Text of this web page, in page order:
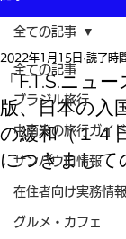
全ての記事
ブラジル旅行
中南米の旅行ガイド
サンパウロ情報
在住者向け実務情報
グルメ・カフェ
全ての記事
「F.T.S.ニュ
版、日本の入
の緩和（１４
につきまして
2022年1月15日 読了時